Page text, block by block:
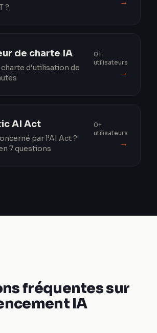
?
de charte IA
d’utilisation de
0+
utilisateurs
→
AI Act
par l’AI Act ?
7 questions
0+
utilisateurs
→
fréquentes sur
IA